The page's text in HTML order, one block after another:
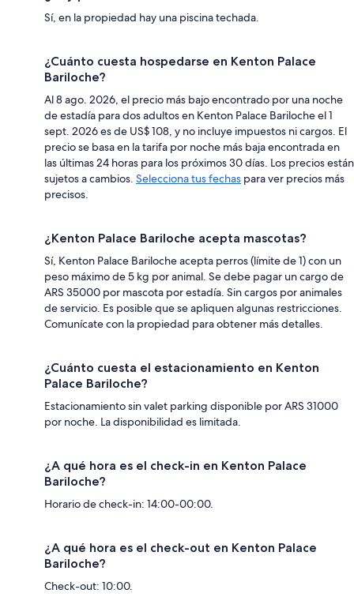
Sí, en la propiedad hay una piscina techada.
¿Cuánto cuesta hospedarse en Kenton Palace
Bariloche?
Al 8 ago. 2026, el precio más bajo encontrado por una noche
de estadía para dos adultos en Kenton Palace Bariloche el 1
sept. 2026 es de US$ 108, y no incluye impuestos ni cargos. El
precio se basa en la tarifa por noche más baja encontrada en
las últimas 24 horas para los próximos 30 días. Los precios están
sujetos a cambios. Selecciona tus fechas para ver precios más
precisos.
¿Kenton Palace Bariloche acepta mascotas?
Sí, Kenton Palace Bariloche acepta perros (límite de 1) con un
peso máximo de 5 kg por animal. Se debe pagar un cargo de
ARS 35000 por mascota por estadía. Sin cargos por animales
de servicio. Es posible que se apliquen algunas restricciones.
Comunícate con la propiedad para obtener más detalles.
¿Cuánto cuesta el estacionamiento en Kenton
Palace Bariloche?
Estacionamiento sin valet parking disponible por ARS 31000
por noche. La disponibilidad es limitada.
¿A qué hora es el check-in en Kenton Palace
Bariloche?
Horario de check-in: 14:00-00:00.
¿A qué hora es el check-out en Kenton Palace
Bariloche?
Check-out: 10:00.